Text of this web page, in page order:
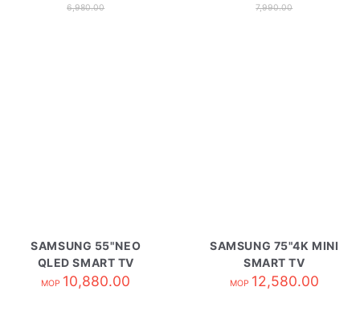
6,980.00 7,990.00
SAMSUNG 55"NEO
QLED SMART TV
QA55QN80HAJXZK
MOP 10,880.00
SAMSUNG 75"4K MINI
SMART TV
UA75M80HAJXZK
MOP 12,580.00